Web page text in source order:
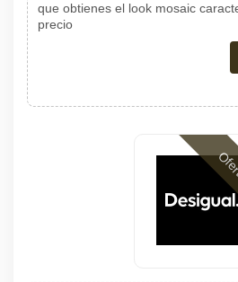
que obtienes el look mosaic
precio